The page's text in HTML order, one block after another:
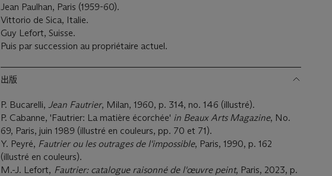
Jean Paulhan, Paris (1959-60).
Vittorio de Sica, Italie.
Guy Lefort, Suisse.
Puis par succession au propriétaire actuel.
出版
P. Bucarelli, Jean Fautrier, Milan, 1960, p. 314, no. 146 (illustré).
P. Cabanne, 'Fautrier: La matière écorchée' in Beaux Arts Magazine, No.
69, Paris, juin 1989 (illustré en couleurs, pp. 70 et 71).
Y. Peyré, Fautrier ou les outrages de l'impossible, Paris, 1990, p. 162
(illustré en couleurs).
M.-J. Lefort, Fautrier: catalogue raisonné de l'œuvre peint, Paris, 2023, p.